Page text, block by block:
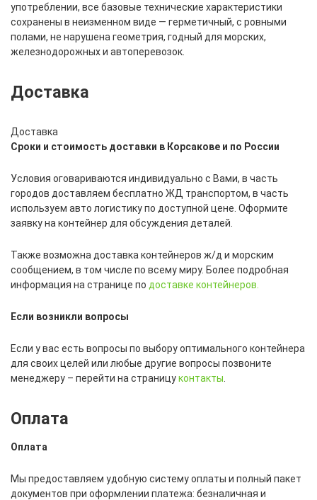
употреблении, все базовые технические характеристики
сохранены в неизменном виде — герметичный, с ровными
полами, не нарушена геометрия, годный для морских,
железнодорожных и автоперевозок.
Доставка
Доставка
Сроки и стоимость доставки в Корсакове и по России
Условия оговариваются индивидуально с Вами, в часть
городов доставляем бесплатно ЖД транспортом, в часть
используем авто логистику по доступной цене. Оформите
заявку на контейнер для обсуждения деталей.
Также возможна доставка контейнеров ж/д и морским
сообщением, в том числе по всему миру. Более подробная
информация на странице по доставке контейнеров.
Если возникли вопросы
Если у вас есть вопросы по выбору оптимального контейнера
для своих целей или любые другие вопросы позвоните
менеджеру – перейти на страницуконтакты
Оплата
Оплата
Мы предоставляем удобную систему оплаты и полный пакет
документов при оформлении платежа: безналичная и